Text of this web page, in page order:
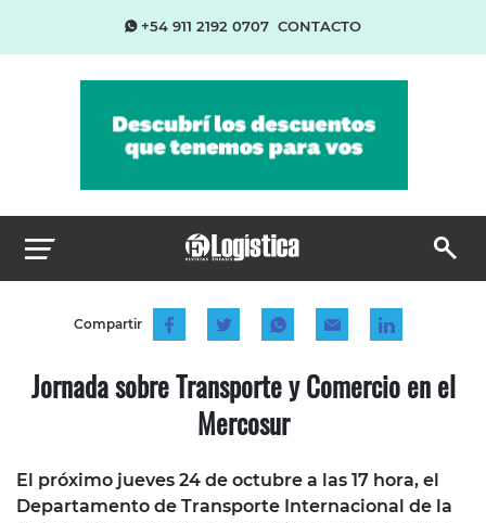
+54 911 2192 0707 CONTACTO
Compartir
Jornada sobre Transporte y Comercio en el
Mercosur
El próximo jueves 24 de octubre a las 17 hora, el
Departamento de Transporte Internacional de la